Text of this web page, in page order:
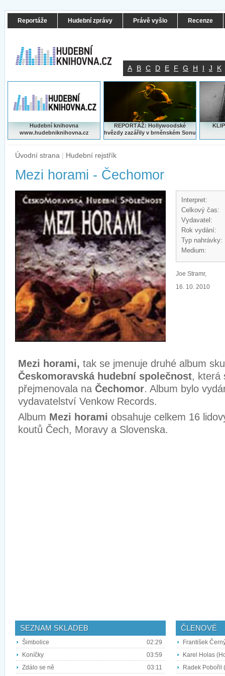
Reportáže Hudební zprávy Právě vyšlo Recenze
A B C D E F G H I J K
Hudební knihovna
www.hudebniknihovna.cz
REPORTÁŽ: Hollywoodské
hvězdy zazářily v brněnském Sonu
Úvodní strana | Hudební rejstřík
Mezi horami - Čechomor
Interpret:
Celkový čas:
Vydavatel:
Rok vydání:
Typ nahrávky:
Medium:
Joe Stramr,
16. 10. 2010
Mezi horami, tak se jmenuje druhé album
Českomoravská hudební společnost, která
přejmenovala na Čechomor. Album bylo
vydavatelství Venkow Records.
Album Mezi horami obsahuje celkem 16
koutů Čech, Moravy a Slovenska.
SEZNAM SKLADEB
Šimbolice
02:29
Koníčky
03:59
Zdálo se ně
03:11
ČLENOVÉ
František
Karel Holas
Radek Pobořil